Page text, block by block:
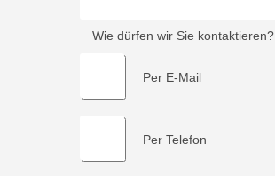
Wie dürfen wir Sie kontaktieren?
Per E-Mail
Per Telefon